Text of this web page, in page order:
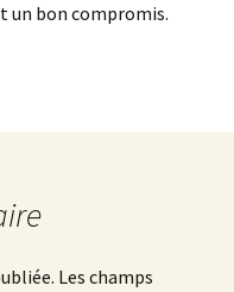
un bon compromis.
Les champs